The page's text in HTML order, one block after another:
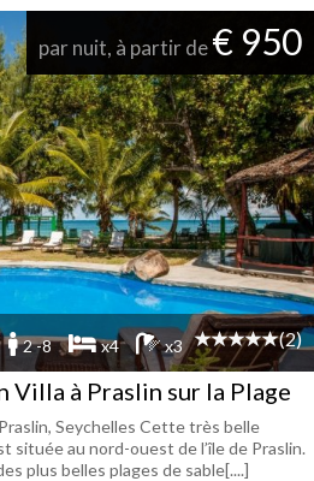
par nuit, à partir de€ 950
2 -8 x4 x3 (2)
Villa à Praslin sur la Plage
Seychelles Cette très belle
située au nord-ouest de l’île de Praslin.
plus belles plages de sable[....]